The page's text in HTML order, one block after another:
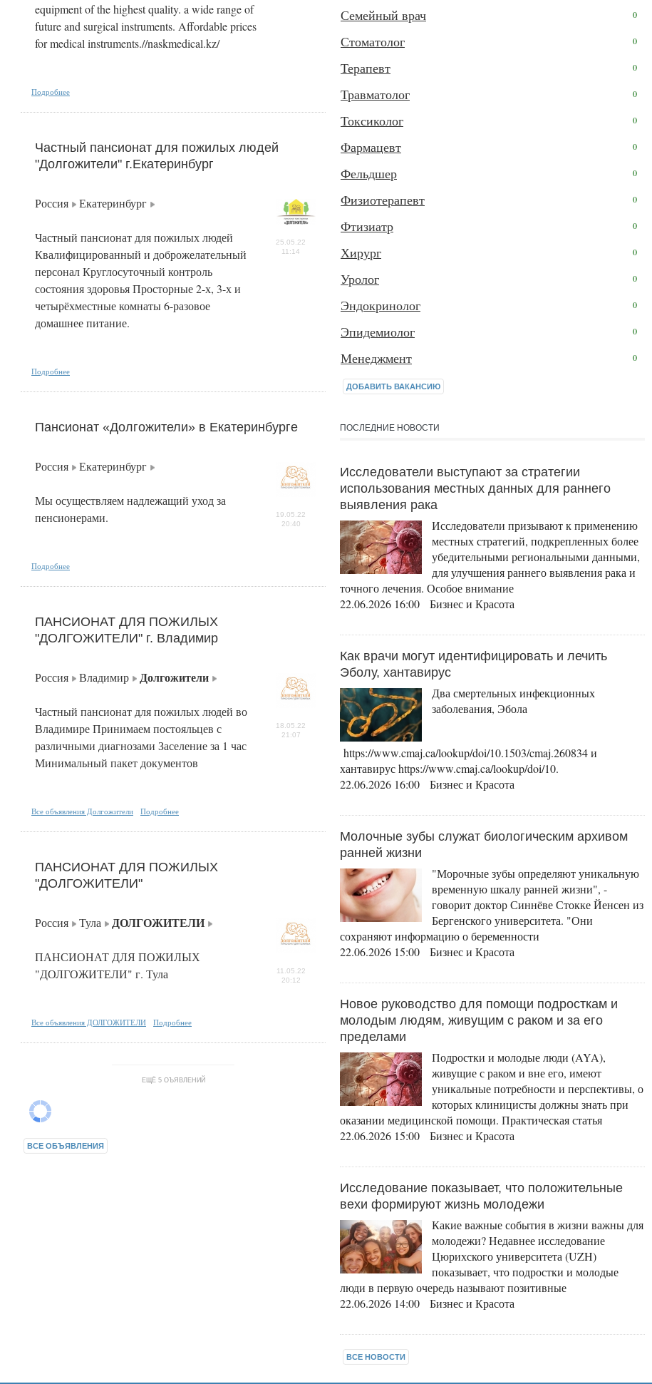
equipment of the highest quality. a wide range of
future and surgical instruments. Affordable prices
for medical instruments.//naskmedical.kz/
Подробнее
Частный пансионат для пожилых людей
"Долгожители" г.Екатеринбург
Россия Екатеринбург
Частный пансионат для пожилых людей
Квалифицированный и доброжелательный
персонал Круглосуточный контроль
состояния здоровья Просторные 2-х, 3-х и
четырёхместные комнаты 6-разовое
домашнее питание.
25.05.22
11:14
Подробнее
Пансионат «Долгожители» в Екатеринбурге
Россия Екатеринбург
Мы осуществляем надлежащий уход за
пенсионерами.
19.05.22
20:40
Подробнее
ПАНСИОНАТ ДЛЯ ПОЖИЛЫХ
"ДОЛГОЖИТЕЛИ" г. Владимир
Россия Владимир Долгожители
Частный пансионат для пожилых людей во
Владимире Принимаем постояльцев с
различными диагнозами Заселение за 1 час
Минимальный пакет документов
18.05.22
21:07
Все объявления Долгожители Подробнее
ПАНСИОНАТ ДЛЯ ПОЖИЛЫХ
"ДОЛГОЖИТЕЛИ"
Россия Тула ДОЛГОЖИТЕЛИ
ПАНСИОНАТ ДЛЯ ПОЖИЛЫХ
"ДОЛГОЖИТЕЛИ" г. Тула
11.05.22
20:12
Все объявления ДОЛГОЖИТЕЛИ Подробнее
ЕЩЁ 5 ОЪЯВЛЕНИЙ
ВСЕ ОБЪЯВЛЕНИЯ
Семейный врач 0
Стоматолог 0
Терапевт 0
Травматолог 0
Токсиколог 0
Фармацевт 0
Фельдшер 0
Физиотерапевт 0
Фтизиатр 0
Хирург 0
Уролог 0
Эндокринолог 0
Эпидемиолог 0
Менеджмент 0
ДОБАВИТЬ ВАКАНСИЮ
ПОСЛЕДНИЕ НОВОСТИ
Исследователи выступают за стратегии
использования местных данных для раннего
выявления рака
Исследователи призывают к применению
местных стратегий, подкрепленных более
убедительными региональными данными,
для улучшения раннего выявления рака и
точного лечения. Особое внимание
22.06.2026 16:00 Бизнес и Красота
Как врачи могут идентифицировать и лечить
Эболу, хантавирус
Два смертельных инфекционных
заболевания, Эбола
https://www.cmaj.ca/lookup/doi/10.1503/cmaj.260834 и
хантавирус https://www.cmaj.ca/lookup/doi/10.
22.06.2026 16:00 Бизнес и Красота
Молочные зубы служат биологическим архивом
ранней жизни
"Морочные зубы определяют уникальную
временную шкалу ранней жизни", -
говорит доктор Синнёве Стокке Йенсен из
Бергенского университета. "Они
сохраняют информацию о беременности
22.06.2026 15:00 Бизнес и Красота
Новое руководство для помощи подросткам и
молодым людям, живущим с раком и за его
пределами
Подростки и молодые люди (AYA),
живущие с раком и вне его, имеют
уникальные потребности и перспективы, о
которых клиницисты должны знать при
оказании медицинской помощи. Практическая статья
22.06.2026 15:00 Бизнес и Красота
Исследование показывает, что положительные
вехи формируют жизнь молодежи
Какие важные события в жизни важны для
молодежи? Недавнее исследование
Цюрихского университета (UZH)
показывает, что подростки и молодые
люди в первую очередь называют позитивные
22.06.2026 14:00 Бизнес и Красота
ВСЕ НОВОСТИ